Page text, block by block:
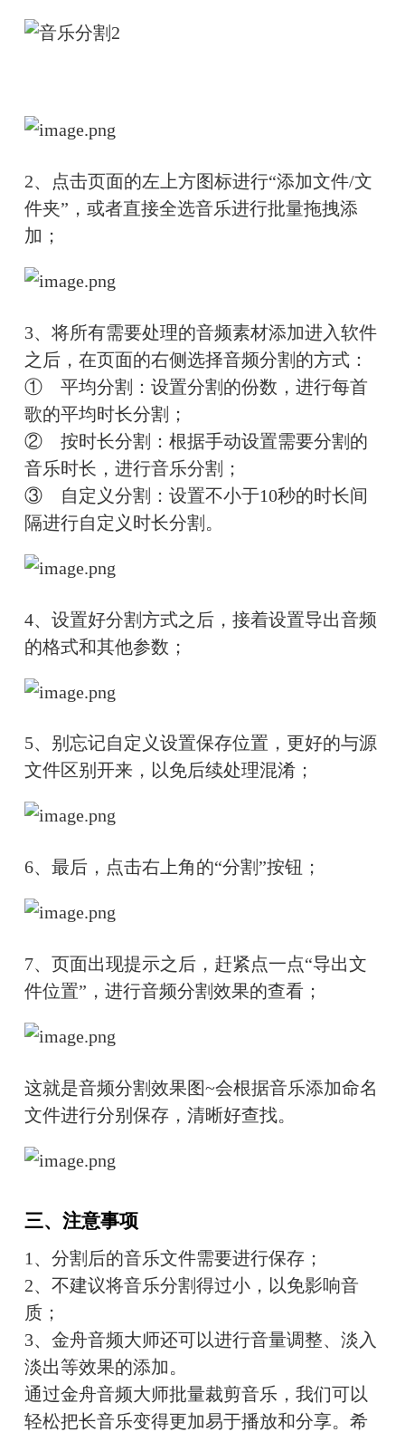
2、点击页面的左上方图标进行“添加文件/文
件夹”，或者直接全选音乐进行批量拖拽添
加；
3、 将所有需要处理的音频素材添加进入软件
之后，在页面的右侧选择音频分割的方式：
① 平均分割：设置分割的份数，进行每首
歌的平均时长分割；
② 按时长分割：根据手动设置需要分割的
音乐时长，进行音乐分割；
③
自定义分割：设置不小于10秒的时长间
隔进行自定义时长分割。
4、 设置好分割方式之后，接着设置导出音频
的格式和其他参数；
5、 别忘记自定义设置保存位置，更好的与源
文件区别开来，以免后续处理混淆；
6、 最后，点击右上角的“分割”按钮；
7、 页面出现提示之后，赶紧点一点“导出文
件位置”，进行音频分割效果的查看；
这就是音频分割效果图~会根据音乐添加命名
文件进行分别保存，清晰好查找。
三、注意事项
1、分割后的音乐文件需要进行保存；
2、不建议将音乐分割得过小，以免影响音
质；
3、金舟音频大师还可以进行音量调整、淡入
淡出等效果的添加。
通过金舟音频大师批量裁剪音乐，我们可以
轻松把长音乐变得更加易于播放和分享。希